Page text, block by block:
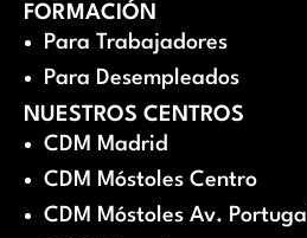
FORMACIÓN
Para Trabajadores
Para Desempleados
NUESTROS CENTROS
CDM Madrid
CDM Móstoles Centro
CDM Móstoles Av. Portugal